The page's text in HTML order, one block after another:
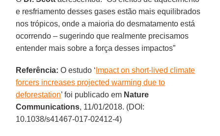
e resfriamento desses gases estão mais equilibrados
nos trópicos, onde a maioria do desmatamento está
ocorrendo – sugerindo que realmente precisamos
entender mais sobre a força desses impactos”
Referência: O estudo ‘ Impact on short-lived climate
forcers increases projected warming due to
deforestation’ foi publicado em Nature
Communications, 11/01/2018. (DOI:
10.1038/s41467-017-02412-4)